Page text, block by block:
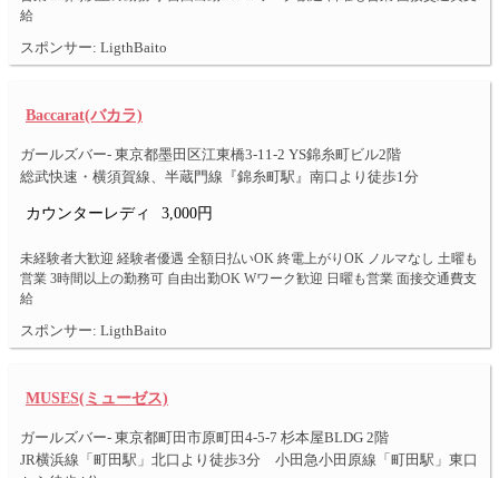
給
スポンサー: LigthBaito
Baccarat(バカラ)
ガールズバー- 東京都墨田区江東橋3-11-2 YS錦糸町ビル2階
総武快速・横須賀線、半蔵門線『錦糸町駅』南口より徒歩1分
カウンターレディ 3,000円
未経験者大歓迎 経験者優遇 全額日払いOK 終電上がりOK ノルマなし 土曜も
営業 3時間以上の勤務可 自由出勤OK Wワーク歓迎 日曜も営業 面接交通費支
給
スポンサー: LigthBaito
MUSES(ミューゼス)
ガールズバー- 東京都町田市原町田4-5-7 杉本屋BLDG 2階
JR横浜線「町田駅」北口より徒歩3分 小田急小田原線「町田駅」東口